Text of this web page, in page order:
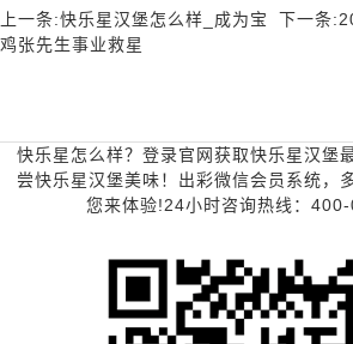
上一条:快乐星汉堡怎么样_成为宝
鸡张先生事业救星
下一条
快乐星怎么样？登录官网获取快乐星汉堡
尝快乐星汉堡美味！出彩微信会员系统，
您来体验!24小时咨询热线：400-